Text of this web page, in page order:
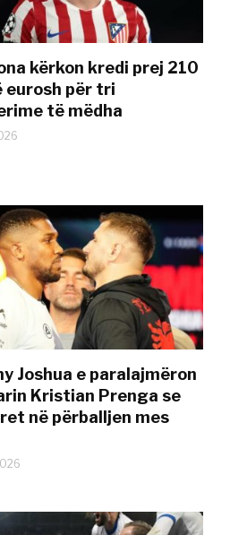
kërkon kredi prej 210
eurosh për tri
të mëdha
Joshua e paralajmëron
Kristian Prenga se
në përballjen mes